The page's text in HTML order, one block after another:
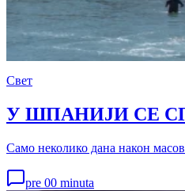
Свет
У ШПАНИЈИ СЕ
Само неколико дана након
pre 00 minuta